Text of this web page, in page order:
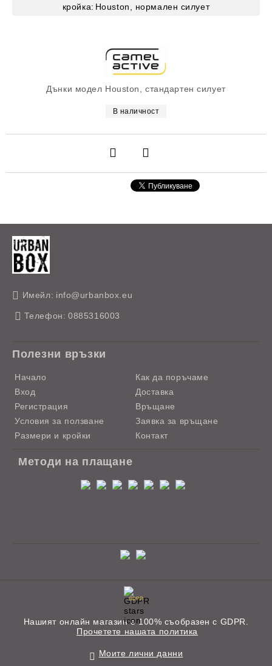
Дънки модел Houston, стандартен силует
В наличност
кройка: Houston, нормален силует
Имейл: info@urbanbox.eu
Телефон: 0885316003
Полезни връзки
Начало
Вход
Регистрация
Условия за ползване
Размери и кройки
Как да поръчаме
Доставка
Връщане
Заявка за връщане
Контакт
Методи на плащане
GDPR
Нашият онлайн магазин е 100% съобразен с GDPR.
Прочетете нашата политика
Моите лични данни